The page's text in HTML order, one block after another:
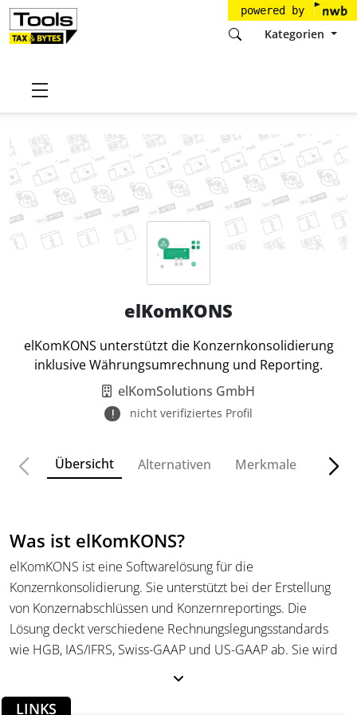
powered by
Kategorien
Startseite
elKomKONS
elKomKONS unterstützt die Konzernkonsolidierung
inklusive Währungsumrechnung und Reporting.
elKomSolutions GmbH
nicht verifiziertes Profil
Übersicht Alternativen Merkmale
Was ist elKomKONS?
elKomKONS ist eine Softwarelösung für die
Konzernkonsolidierung. Sie unterstützt bei der Erstellung
von Konzernabschlüssen und Konzernreportings. Die
Lösung deckt verschiedene Rechnungslegungsstandards
wie HGB, IAS/IFRS, Swiss-GAAP und US-GAAP ab. Sie wird
Analytics TM1 und Microsoft Excel als Frontend.
LINKS